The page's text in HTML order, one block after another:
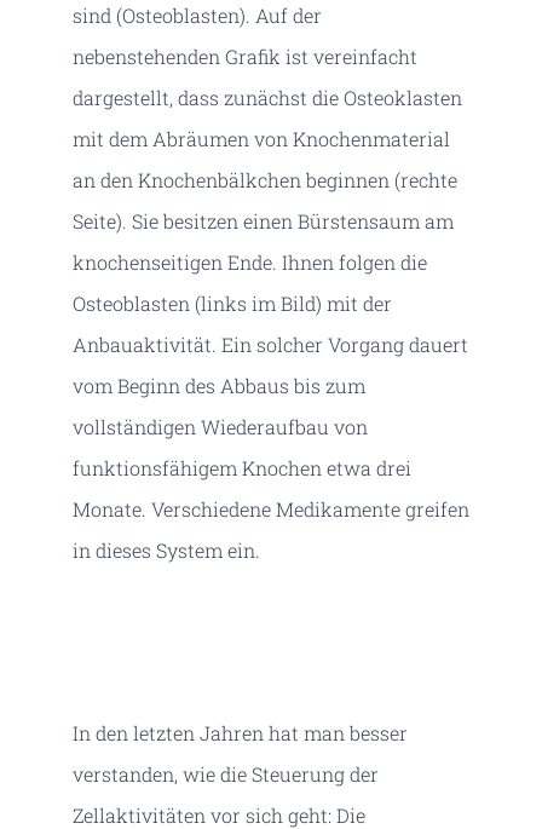
sind (Osteoblasten). Auf der
nebenstehenden Grafik ist vereinfacht
dargestellt, dass zunächst die Osteoklasten
mit dem Abräumen von Knochenmaterial
an den Knochenbälkchen beginnen (rechte
Seite). Sie besitzen einen Bürstensaum am
knochenseitigen Ende. Ihnen folgen die
Osteoblasten (links im Bild) mit der
Anbauaktivität. Ein solcher Vorgang dauert
vom Beginn des Abbaus bis zum
vollständigen Wiederaufbau von
funktionsfähigem Knochen etwa drei
Monate. Verschiedene Medikamente greifen
in dieses System ein.
In den letzten Jahren hat man besser
verstanden, wie die Steuerung der
Zellaktivitäten vor sich geht: Die